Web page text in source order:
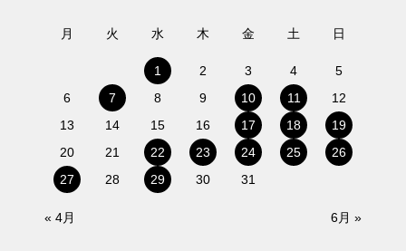
月 火 水 木 金 土 日
1 2 3 4
5
6
7 8 9 10 11
12
13
14 15 16 17 18
19
20
21 22 23 24 25
26
27
28 29 30 31
« 4月 6月 »